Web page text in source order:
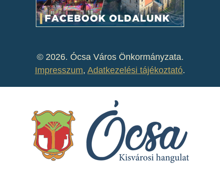
© 2026. Ócsa Város Önkormányzata.
Impresszum, Adatkezelési tájékoztató.